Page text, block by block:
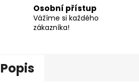
Osobní přístup
Vážíme si každého
zákazníka!
Popis